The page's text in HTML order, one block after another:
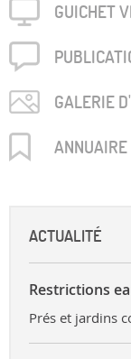
GUICHET
GALERIE
ACTUALITÉ
Restrictions
Prés et jardins